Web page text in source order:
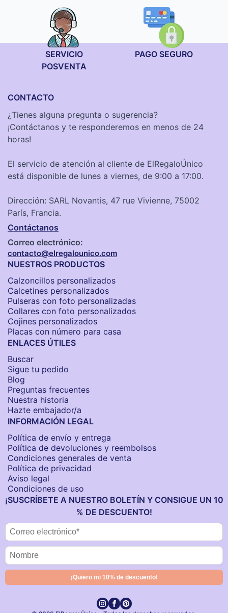
SERVICIO
POSVENTA
PAGO SEGURO
CONTACTO
¿Tienes alguna pregunta o sugerencia?
¡Contáctanos y te responderemos en menos de 24
horas!
El servicio de atención al cliente de ElRegaloÚnico
está disponible de lunes a viernes, de 9:00 a 17:00.
Dirección: SARL Novantis, 47 rue Vivienne, 75002
París, Francia.
Contáctanos
Correo electrónico:
contacto@elregalounico.com
NUESTROS PRODUCTOS
Calzoncillos personalizados​
Calcetines personalizados
Pulseras con foto personalizadas
Collares con foto personalizados
Cojines personalizados
Placas con número para casa
ENLACES ÚTILES
Buscar
Sigue tu pedido
Blog
Preguntas frecuentes
Nuestra historia
Hazte embajador/a
INFORMACIÓN LEGAL
Política de envío y entrega
Política de devoluciones y reembolsos
Condiciones generales de venta
Política de privacidad
Aviso legal
Condiciones de uso
¡SUSCRÍBETE A NUESTRO BOLETÍN Y CONSIGUE UN 10
% DE DESCUENTO!